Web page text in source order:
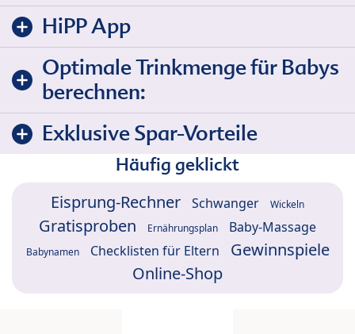
HiPP App
Optimale Trinkmenge für Babys
berechnen:
Exklusive Spar-Vorteile
Häufig geklickt
Eisprung-Rechner Schwanger Wickeln
Gratisproben Ernährungsplan Baby-Massage
Babynamen Checklisten für Eltern
Gewinnspiele
Online-Shop